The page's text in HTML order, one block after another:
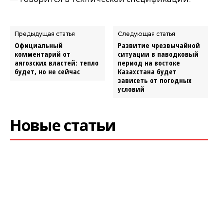
Предыдущая статья
Официальный
комментарий от
аягозских властей: тепло
будет, но не сейчас
Следующая статья
Развитие чрезвычайной
ситуации в паводковый
период на востоке
Казахстана будет
зависеть от погодных
условий
Новые статьи